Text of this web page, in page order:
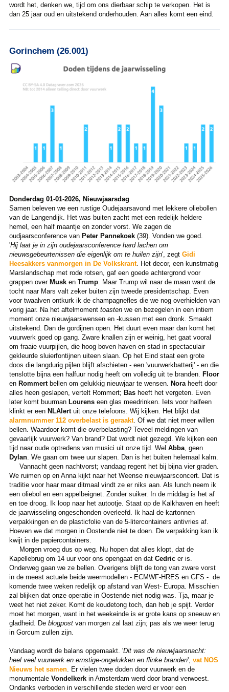
wordt het, denken we, tijd om ons dierbaar schip te verkopen. Het is
dan 25 jaar oud en uitstekend onderhouden. Aan alles komt een eind.
Gorinchem (26.001)
Donderdag 01-01-2026, Nieuwjaarsdag
Samen beleven we een rustige Oudejaarsavond met lekkere oliebollen
van de Langendijk. Het was buiten zacht met een redelijk heldere
hemel, een half maantje en zonder vorst. We zagen de
oudjaarsconference van Peter Pannekoek(39). Vonden we goed.
'Hij laat je in zijn oudejaarsconference hard lachen om
nieuwsgebeurtenissen die eigenlijk om te huilen zijn', zegt Gidi
Heesakkers vanmorgen in De Volkskrant. Het decor, een kunstmatig
Marslandschap met rode rotsen, gaf een goede achtergrond voor
grappen over Musken Trump. Maar Trump wil naar de maan want de
tocht naar Mars valt zeker buiten zijn tweede presidentschap. Even
voor twaalven ontkurk ik de champagnefles die we nog overhielden van
vorig jaar. Na het aftelmoment toastenwe en bezegelen in een intiem
moment onze nieuwjaarswensen en -kussen met een dronk. Smaakt
uitstekend. Dan de gordijnen open. Het duurt even maar dan komt het
vuurwerk goed op gang. Zware knallen zijn er weinig, het gaat vooral
om fraaie vuurpijlen, die hoog boven haven en stad in spectaculair
gekleurde sluierfontijnen uiteen slaan. Op het Eind staat een grote
doos die langdurig pijlen blijft afschieten - een 'vuurwerkbatterij' - en die
tenslotte bijna een halfuur nodig heeft om volledig uit te branden. Floor
en Rommertbellen om gelukkig nieuwjaar te wensen. Noraheeft door
alles heen geslapen, vertelt Rommert; Basheeft het vergeten. Even
later komt buurman Lourenseen glas meedrinken. Iets voor halfeen
klinkt er een NLAlertuit onze telefoons. Wij kijken. Het blijkt dat
alarmnummer 112 overbelast is geraakt. Of we dat niet meer willen
bellen. Waardoor komt die overbelasting? Teveel meldingen van
gevaarlijk vuurwerk? Van brand? Dat wordt niet gezegd. We kijken een
tijd naar oude optredens van musici uit onze tijd. Wel Abba, geen
Dylan. We gaan om twee uur slapen. Dan is het buiten helemaal kalm.
Vannacht geen nachtvorst; vandaag regent het bij bijna vier graden.
We ruimen op en Anna kijkt naar het Weense nieuwjaarsconcert. Dat is
traditie voor haar maar ditmaal vindt ze er niks aan. Als lunch neem ik
een oliebol en een appelbeignet. Zonder suiker. In de middag is het af
en toe droog. Ik loop naar het autootje. Staat op de Kalkhaven en heeft
de jaarwisseling ongeschonden overleefd. Ik haal de kartonnen
verpakkingen en de plasticfolie van de 5-litercontainers antivries af.
Hoeven we dat morgen in Oostende niet te doen. De verpakking kan ik
kwijt in de papiercontainers.
Morgen vroeg dus op weg. Nu hopen dat alles klopt, dat de
Kapellebrug om 14 uur voor ons opengaat en dat Cedricer is.
Onderweg gaan we ze bellen. Overigens blijft de tong van zware vorst
in de meest actuele beide weermodellen - ECMWF-HRES en GFS - de
komende twee weken redelijk op afstand van West- Europa. Misschien
zal blijken dat onze operatie in Oostende niet nodig was. Tja, maar je
weet het niet zeker. Komt de koudetong toch, dan heb je spijt. Verder
moet het morgen, want in het weekeinde is er grote kans op sneeuw en
gladheid. De blogpostvan morgen zal laat zijn; pas als we weer terug
in Gorcum zullen zijn.
Vandaag wordt de balans opgemaakt. 'Dit was de nieuwjaarsnacht:
heel veel vuurwerk en ernstige-ongelukken en flinke branden', vat NOS
Nieuws het samen. Er vielen twee doden door vuurwerk en de
monumentale Vondelkerkin Amsterdam werd door brand verwoest.
Ondanks verboden in verschillende steden werd er voor een